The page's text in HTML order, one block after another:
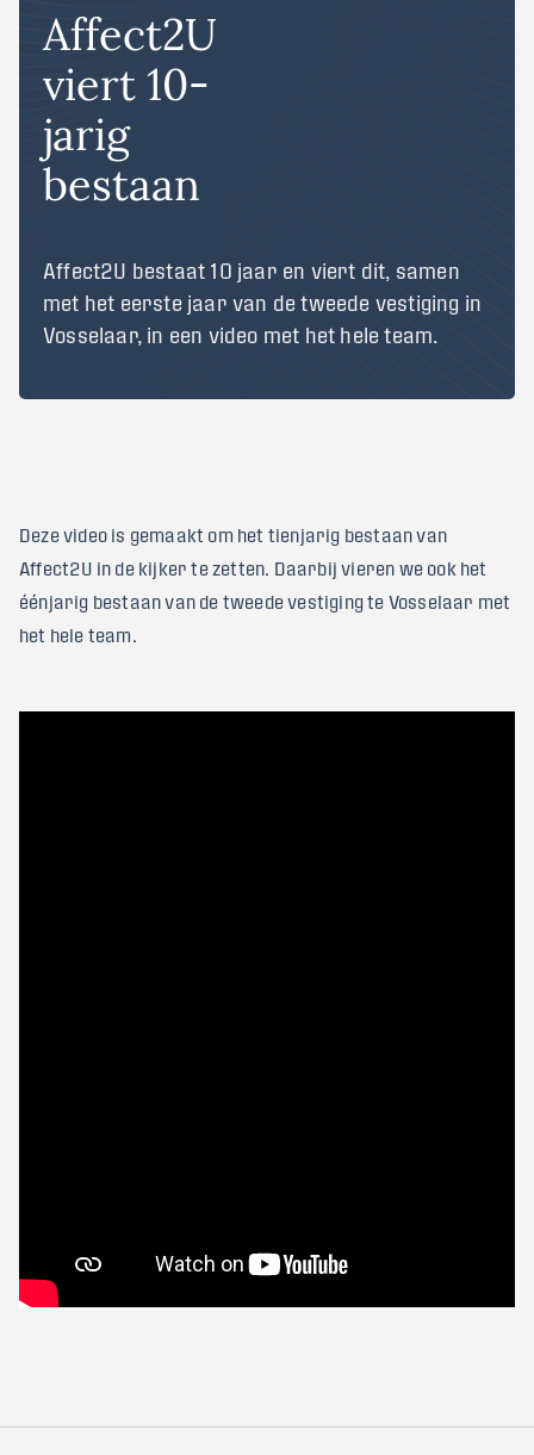
Affect2U
viert 10-
jarig
bestaan
Affect2U bestaat 10 jaar en viert dit, samen
met het eerste jaar van de tweede vestiging in
Vosselaar, in een video met het hele team.
Deze video is gemaakt om het tienjarig bestaan van
Affect2U in de kijker te zetten. Daarbij vieren we ook het
éénjarig bestaan van de tweede vestiging te Vosselaar met
het hele team.